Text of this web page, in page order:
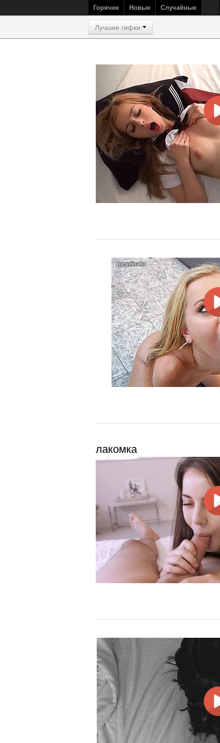
Горячее Новые Случайные
Лучшие гифки
лакомка